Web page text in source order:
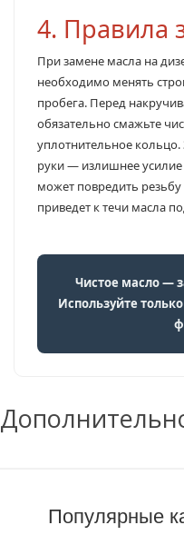
4. Правила
При замене масла на
необходимо менять
пробега. Перед
обязательно смажьте
уплотнительное
руки — излишнее
может повредить
приведет к течи масла
Чистое масло —
Используйте
Популярные